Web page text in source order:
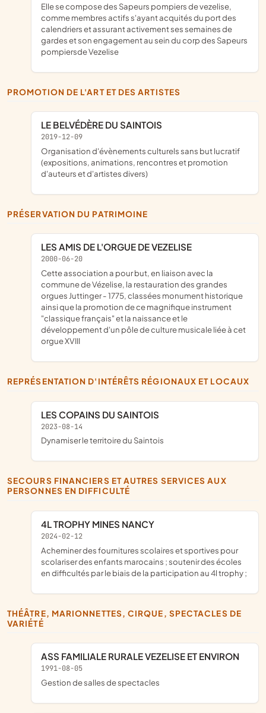
elle se compose des Sapeurs pompiers de vezelise,
comme membres actifs s'ayant acquités du port des
calendriers et assurant activement ses semaines de
gardes et son engagement au sein du corp des Sapeurs
pompiersde Vezelise
PROMOTION DE L'ART ET DES ARTISTES
LE BELVÉDÈRE DU SAINTOIS
2019-12-09
organisation d'évènements culturels sans but lucratif
(expositions, animations, rencontres et promotion
d'auteurs et d'artistes divers)
PRÉSERVATION DU PATRIMOINE
LES AMIS DE L'ORGUE DE VEZELISE
2000-06-20
Cette association a pour but, en liaison avec la
commune de Vézelise, la restauration des grandes
orgues Juttinger - 1775, classées monument historique
ainsi que la promotion de ce magnifique instrument
"classique français" et la naissance et le
développement d'un pôle de culture musicale liée à cet
orgue XVIII
REPRÉSENTATION D'INTÉRÊTS RÉGIONAUX ET LOCAUX
LES COPAINS DU SAINTOIS
2023-08-14
dynamiser le territoire du Saintois
SECOURS FINANCIERS ET AUTRES SERVICES AUX
PERSONNES EN DIFFICULTÉ
4L TROPHY MINES NANCY
2024-02-12
acheminer des fournitures scolaires et sportives pour
scolariser des enfants marocains ; soutenir des écoles
en difficultés par le biais de la participation au 4l trophy ;
THÉÂTRE, MARIONNETTES, CIRQUE, SPECTACLES DE
VARIÉTÉ
ASS FAMILIALE RURALE VEZELISE ET ENVIRON
1991-08-05
Gestion de salles de spectacles